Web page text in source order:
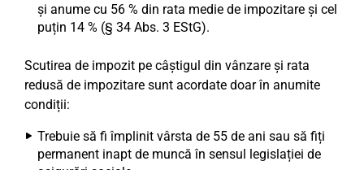
și anume cu 56 % din rata medie de impozitare și cel
puțin 14 % (§ 34 Abs. 3 EStG).
Scutirea de impozit pe câștigul din vânzare și rata
redusă de impozitare sunt acordate doar în anumite
condiții:
Trebuie să fi împlinit vârsta de 55 de ani sau să fiți
permanent inapt de muncă în sensul legislației de